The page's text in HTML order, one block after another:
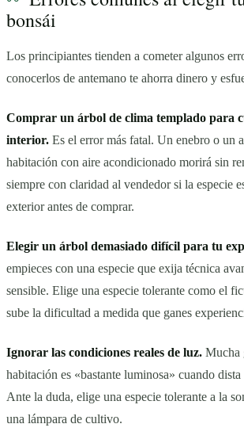
bonsái
Los principiantes tienden a cometer algunos
conocerlos de antemano te ahorra dinero y
Comprar un árbol de clima templado para
interior. Es el error más fatal. Un enebro o un
habitación con aire acondicionado morirá sin
siempre con claridad al vendedor si la especie
exterior antes de comprar.
Elegir un árbol demasiado difícil para tu
empieces con una especie que exija técnica
sensible. Elige una especie tolerante como el
sube la dificultad a medida que ganes
Ignorar las condiciones reales de luz. Mucha
habitación es «bastante luminosa» cuando
Ante la duda, elige una especie tolerante a la
una lámpara de cultivo.